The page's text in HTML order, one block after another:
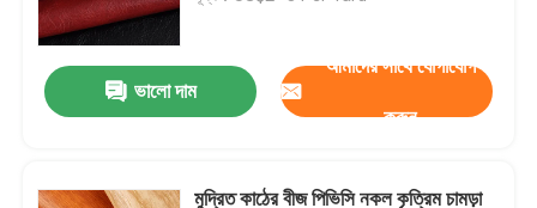
ভালো দাম
আমাদের সাথে যোগাযোগ
করুন
মুদ্রিত কাঠের বীজ পিভিসি নকল কৃত্রিম চামড়া